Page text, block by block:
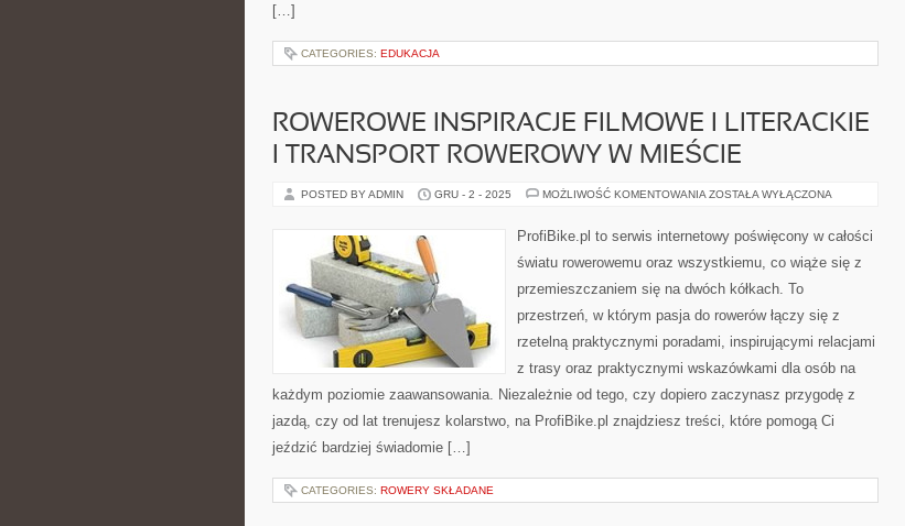
[…]
CATEGORIES: EDUKACJA
ROWEROWE INSPIRACJE FILMOWE I LITERACKIE
I TRANSPORT ROWEROWY W MIEŚCIE
POSTED BY ADMIN GRU - 2 - 2025 MOŻLIWOŚĆ KOMENTOWANIA ROWEROWE
LITERACKIE
TRANSPORT
W
ZOSTAŁA WYŁĄCZONA
ProfiBike.pl to serwis internetowy poświęcony w całości
światu rowerowemu oraz wszystkiemu, co wiąże się z
przemieszczaniem się na dwóch kółkach. To
przestrzeń, w którym pasja do rowerów łączy się z
rzetelną praktycznymi poradami, inspirującymi relacjami
z trasy oraz praktycznymi wskazówkami dla osób na
każdym poziomie zaawansowania. Niezależnie od tego, czy dopiero zaczynasz przygodę z
jazdą, czy od lat trenujesz kolarstwo, na ProfiBike.pl znajdziesz treści, które pomogą Ci
jeździć bardziej świadomie […]
CATEGORIES: ROWERY SKŁADANE